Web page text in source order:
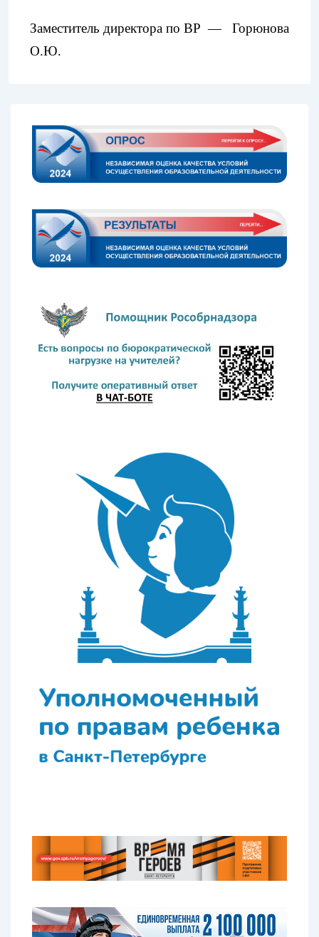
Заместитель директора по ВР — Горюнова
О.Ю.